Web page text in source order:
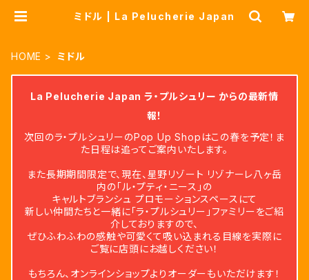
ミドル | La Pelucherie Japan
HOME ミドル
La Pelucherie Japan ラ・プルシュリー からの最新情
報！
次回のラ・プルシュリーのPop Up Shopはこの春を予定！ま
た日程は追ってご案内いたします。
また長期期間限定で、現在、星野リゾート リゾナーレ八ヶ岳
内の「ル・プティ・ニース」の
キャルトブランシュ プロモーションスペースにて
新しい仲間たちと一緒に「ラ・プルシュリー」ファミリーをご紹
介しておりますので、
ぜひふわふわの感触や可愛くて吸い込まれる目線を実際に
ご覧に店頭にお越しください！
もちろん、オンラインショップよりオーダーもいただけます！